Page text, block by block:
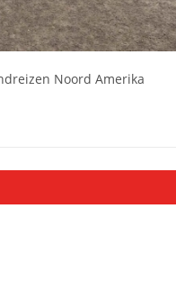
Noord Amerika